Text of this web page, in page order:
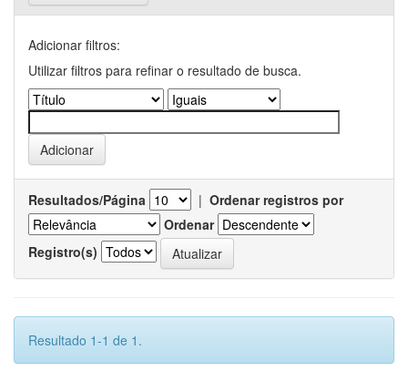
Adicionar filtros:
Utilizar filtros para refinar o resultado de busca.
Resultados/Página | Ordenar registros por
Ordenar
Registro(s)
Resultado 1-1 de 1.